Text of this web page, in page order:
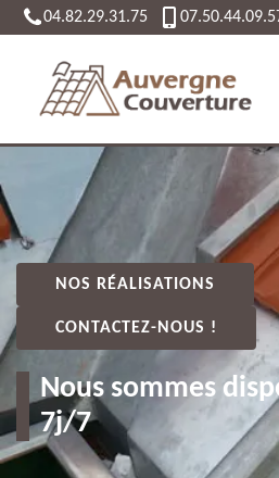
04.82.29.31.75
NOS RÉALISATIONS
CONTACTEZ-NOUS !
Nous sommes
7j/7